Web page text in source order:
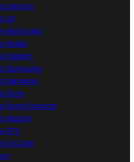
Lenovo
LG
Motorola
Nokia
Sagem
Samsung
Siemens
Sony
SonyEricsson
Xiaomi
ZTE
SJCAM